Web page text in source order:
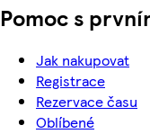
Pomoc s
Jak nakupovat
Registrace
Rezervace času
Oblíbené